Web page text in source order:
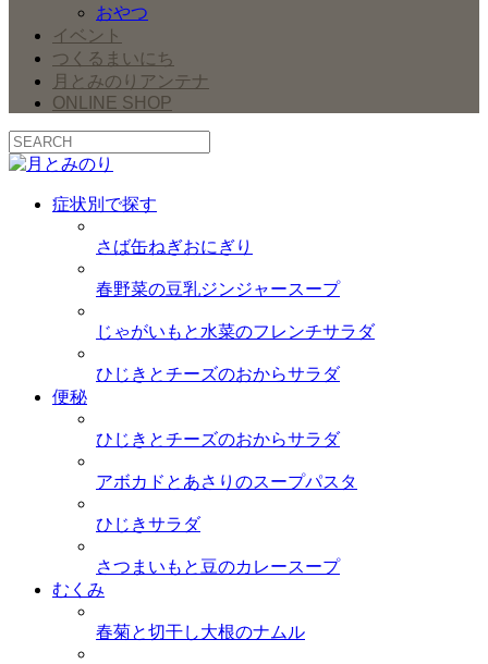
おやつ
イベント
つくるまいにち
月とみのりアンテナ
ONLINE SHOP
症状別で探す
さば缶ねぎおにぎり
春野菜の豆乳ジンジャースープ
じゃがいもと水菜のフレンチサラダ
ひじきとチーズのおからサラダ
便秘
ひじきとチーズのおからサラダ
アボカドとあさりのスープパスタ
ひじきサラダ
さつまいもと豆のカレースープ
むくみ
春菊と切干し大根のナムル